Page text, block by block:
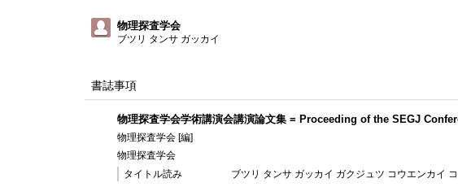
物理探査学会
ブツリ タンサ ガッカイ
書誌事項
物理探査学会学術講演会講演論文集 = Proceeding of the SEGJ
物理探査学会 [編]
物理探査学会
タイトル読み
ブツリ タンサ ガッカイ ガクジュツ コウエンカイ